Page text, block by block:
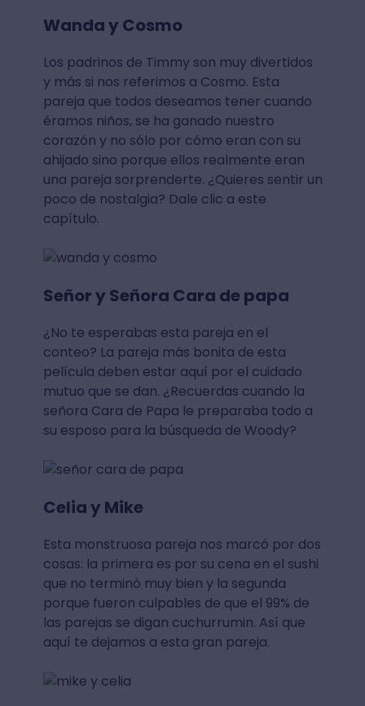
Wanda y Cosmo
Los padrinos de Timmy son muy divertidos
y más si nos referimos a Cosmo. Esta
pareja que todos deseamos tener cuando
éramos niños, se ha ganado nuestro
corazón y no sólo por cómo eran con su
ahijado sino porque ellos realmente eran
una pareja sorprenderte. ¿Quieres sentir un
poco de nostalgia? Dale clic a este
capítulo.
Señor y Señora Cara de papa
¿No te esperabas esta pareja en el
conteo? La pareja más bonita de esta
película deben estar aquí por el cuidado
mutuo que se dan. ¿Recuerdas cuando la
señora Cara de Papa le preparaba todo a
su esposo para la búsqueda de Woody?
Celia y Mike
Esta monstruosa pareja nos marcó por dos
cosas: la primera es por su cena en el sushi
que no terminó muy bien y la segunda
porque fueron culpables de que el 99% de
las parejas se digan cuchurrumin. Así que
aquí te dejamos a esta gran pareja.